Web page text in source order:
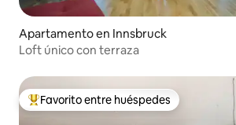
Apartamento en Innsbruck
Loft único con terraza
Favorito entre huéspedes preferido
Favorito entre huéspedes